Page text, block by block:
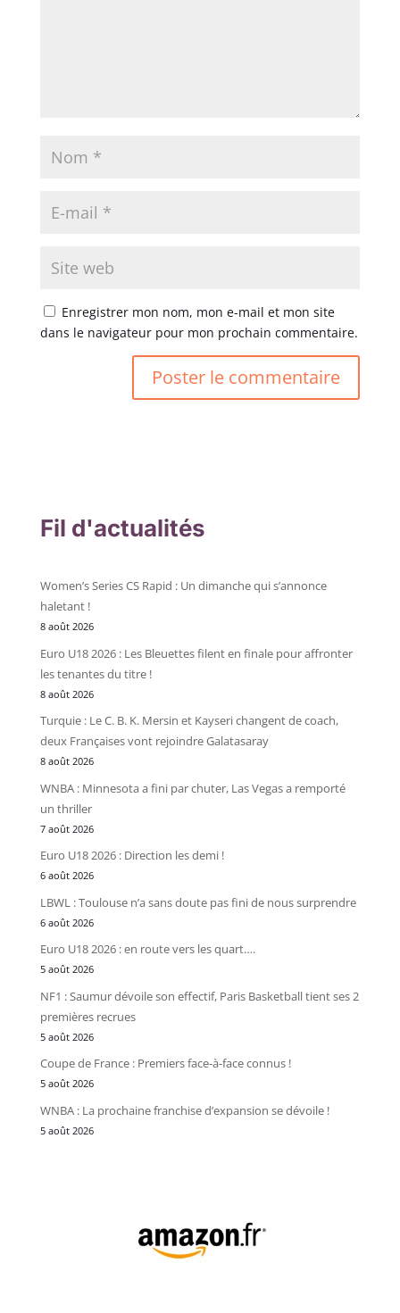
Enregistrer mon nom, mon e-mail et mon site
dans le navigateur pour mon prochain commentaire.
Fil d'actualités
Women’s Series CS Rapid : Un dimanche qui s’annonce
haletant !
8 août 2026
Euro U18 2026 : Les Bleuettes filent en finale pour affronter
les tenantes du titre !
8 août 2026
Turquie : Le C. B. K. Mersin et Kayseri changent de coach,
deux Françaises vont rejoindre Galatasaray
8 août 2026
WNBA : Minnesota a fini par chuter, Las Vegas a remporté
un thriller
7 août 2026
Euro U18 2026 : Direction les demi !
6 août 2026
LBWL : Toulouse n’a sans doute pas fini de nous surprendre
6 août 2026
Euro U18 2026 : en route vers les quart….
5 août 2026
NF1 : Saumur dévoile son effectif, Paris Basketball tient ses 2
premières recrues
5 août 2026
Coupe de France : Premiers face-à-face connus !
5 août 2026
WNBA : La prochaine franchise d’expansion se dévoile !
5 août 2026